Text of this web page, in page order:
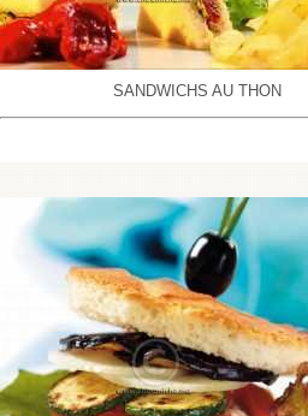
SANDWICHS AU THON